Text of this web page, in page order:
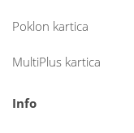
Poklon kartica
MultiPlus kartica
Info